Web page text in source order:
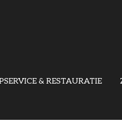
& RESTAURATIE